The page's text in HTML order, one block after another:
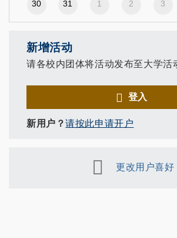
30 31 1 2 3
新增活动
请各校内团体将活动发布至大学活
登入
新用户？请按此申请开户
更改用户喜好